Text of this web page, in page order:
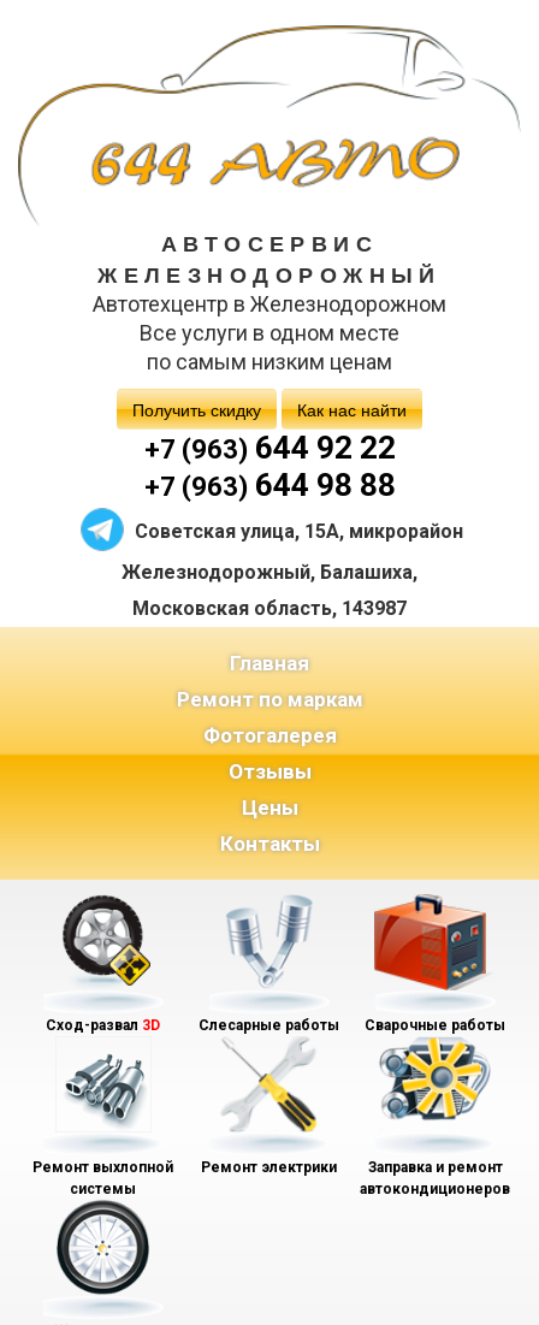
АВТОСЕРВИС
ЖЕЛЕЗНОДОРОЖНЫЙ
Автотехцентр в Железнодорожном
Все услуги в одном месте
по самым низким ценам
Получить скидку Как нас найти
+7 (963)644 92 22
+7 (963)644 98 88
Советская улица, 15А, микрорайон
Железнодорожный, Балашиха,
Московская область, 143987
Главная(current)
Ремонт по маркам
Фотогалерея
Отзывы
Цены
Контакты
Сход-развал 3D Слесарные работы Сварочные работы
Ремонт выхлопной
системы
Ремонт электрики
Заправка и ремонт
автокондиционеров